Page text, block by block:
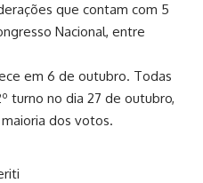
que contam com 5
Nacional, entre
em 6 de outubro. Todas
turno no dia 27 de outubro,
dos votos.